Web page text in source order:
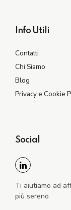
Info Utili
Contatti
Chi Siamo
Blog
Privacy e Cookie
Social
Ti aiutiamo ad
più sereno